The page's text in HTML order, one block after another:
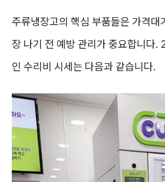
주류냉장고의 핵심 부품들은 가격대
장 나기 전 예방 관리가 중요합니다
인 수리비 시세는 다음과 같습니다.